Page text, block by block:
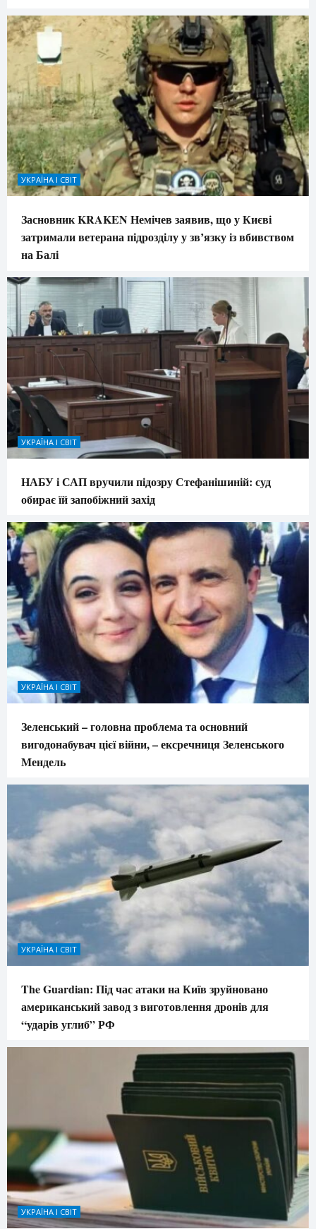
УКРАЇНА І СВІТ
Засновник KRAKEN Немічев заявив, що у Києві
затримали ветерана підрозділу у зв’язку із вбивством
на Балі
УКРАЇНА І СВІТ
НАБУ і САП вручили підозру Стефанішиній: суд
обирає їй запобіжний захід
УКРАЇНА І СВІТ
Зеленський – головна проблема та основний
вигодонабувач цієї війни, – ексречниця Зеленського
Мендель
УКРАЇНА І СВІТ
The Guardian: Під час атаки на Київ зруйновано
американський завод з виготовлення дронів для
“ударів углиб” РФ
УКРАЇНА І СВІТ